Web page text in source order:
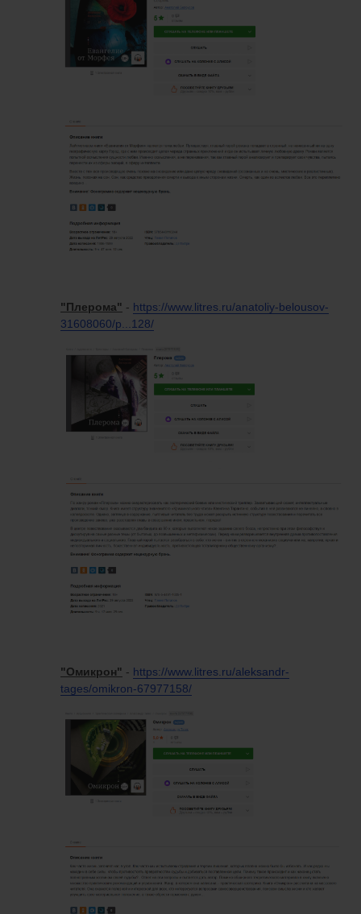
"Плерома" - https://www.litres.ru/anatoliy-belousov-
31608060/p...128/
"Омикрон" - https://www.litres.ru/aleksandr-
tages/omikron-67977158/